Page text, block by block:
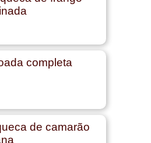
completa
de camarão